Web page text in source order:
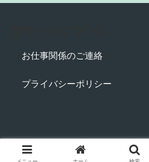
お仕事関係のご連絡
プライバシーポリシー
© 2018 管栄通宝【管理栄